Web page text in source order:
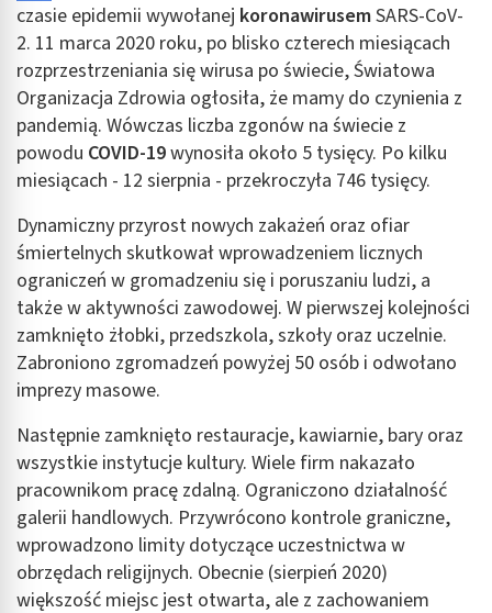
czasie epidemii wywołanej koronawirusemSARS-CoV-
2. 11 marca 2020 roku, po blisko czterech miesiącach
rozprzestrzeniania się wirusa po świecie, Światowa
Organizacja Zdrowia ogłosiła, że mamy do czynienia z
pandemią. Wówczas liczba zgonów na świecie z
powodu COVID-19wynosiła około 5 tysięcy. Po kilku
miesiącach - 12 sierpnia - przekroczyła 746 tysięcy.
Dynamiczny przyrost nowych zakażeń oraz ofiar
śmiertelnych skutkował wprowadzeniem licznych
ograniczeń w gromadzeniu się i poruszaniu ludzi, a
także w aktywności zawodowej. W pierwszej kolejności
zamknięto żłobki, przedszkola, szkoły oraz uczelnie.
Zabroniono zgromadzeń powyżej 50 osób i odwołano
imprezy masowe.
Następnie zamknięto restauracje, kawiarnie, bary oraz
wszystkie instytucje kultury. Wiele firm nakazało
pracownikom pracę zdalną. Ograniczono działalność
galerii handlowych. Przywrócono kontrole graniczne,
wprowadzono limity dotyczące uczestnictwa w
obrzędach religijnych. Obecnie (sierpień 2020)
większość miejsc jest otwarta, ale z zachowaniem